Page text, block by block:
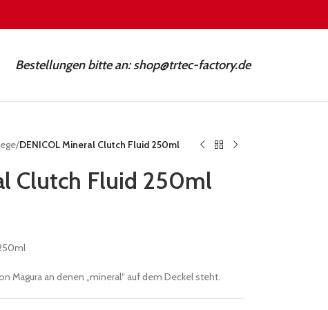
Bestellungen bitte an: shop@trtec-factory.de
/DENICOL Mineral Clutch Fluid 250ml
Clutch Fluid 250ml
Magura an denen „mineral“ auf dem Deckel steht.